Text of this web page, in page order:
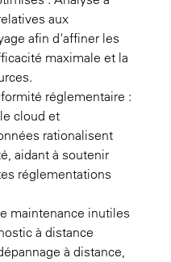
aux
afin d'affiner les
maximale et la
réglementaire :
cloud et
rationalisent
aidant à soutenir
réglementations
maintenance inutiles
à distance
à distance,